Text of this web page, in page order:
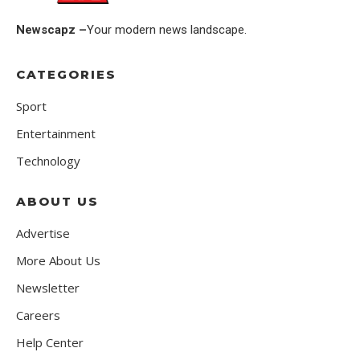
Newscapz –Your modern news landscape.
CATEGORIES
Sport
Entertainment
Technology
ABOUT US
Advertise
More About Us
Newsletter
Careers
Help Center